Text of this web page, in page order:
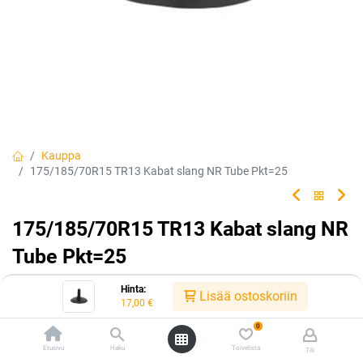
Hinta:
17,00 € Lisää ostoskoriin
Etusivu Haku
0
Toivelista Tili
Kauppa
175/185/70R15 TR13 Kabat slang NR Tube Pkt=25
175/185/70R15 TR13 Kabat slang NR
Tube Pkt=25
Tuotekoodi: 305629
€ / kpl
Toimittajilla (kotimaa): Saatavilla